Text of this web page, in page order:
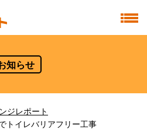
知らせ
ジレポート
イレバリアフリー工事